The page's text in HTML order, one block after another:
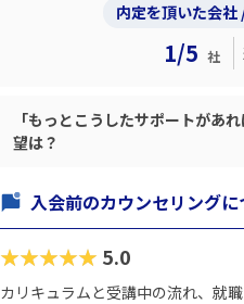
内定を頂いた会社
1/5 社
「もっとこうしたサポートがあ
望は？
入会前のカウンセリングに
★★★★★ 5.0
カリキュラムと受講中の流れ、就